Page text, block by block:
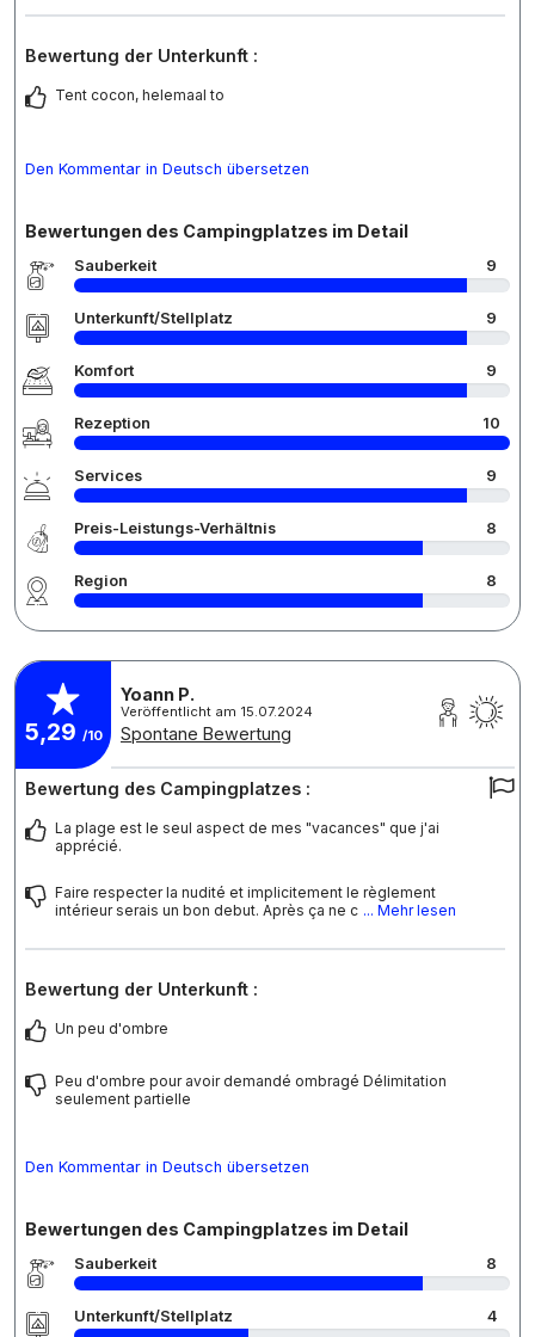
Bewertung der Unterkunft :
Tent cocon, helemaal to
Den Kommentar in Deutsch übersetzen
Bewertungen des Campingplatzes im Detail
Sauberkeit 9
Unterkunft/Stellplatz 9
Komfort 9
Rezeption 10
Services 9
Preis-Leistungs-Verhältnis 8
Region 8
5,29 /10
Yoann P.
Veröffentlicht am 15.07.2024
Spontane Bewertung
Bewertung des Campingplatzes :
La plage est le seul aspect de mes "vacances" que j'ai
apprécié.
Faire respecter la nudité et implicitement le règlement
intérieur serais un bon debut. Après ça ne c ... Mehr lesen
Bewertung der Unterkunft :
Un peu d'ombre
Peu d'ombre pour avoir demandé ombragé Délimitation
seulement partielle
Den Kommentar in Deutsch übersetzen
Bewertungen des Campingplatzes im Detail
Sauberkeit 8
Unterkunft/Stellplatz 4